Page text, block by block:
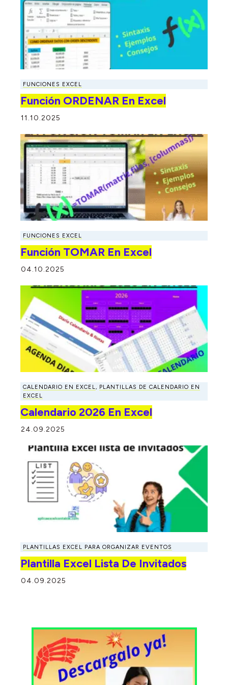
FUNCIONES EXCEL
Función ORDENAR En Excel
11.10.2025
FUNCIONES EXCEL
Función TOMAR En Excel
04.10.2025
CALENDARIO EN EXCEL, PLANTILLAS DE CALENDARIO EN
EXCEL
Calendario 2026 En Excel
24.09.2025
PLANTILLAS EXCEL PARA ORGANIZAR EVENTOS
Plantilla Excel Lista De Invitados
04.09.2025